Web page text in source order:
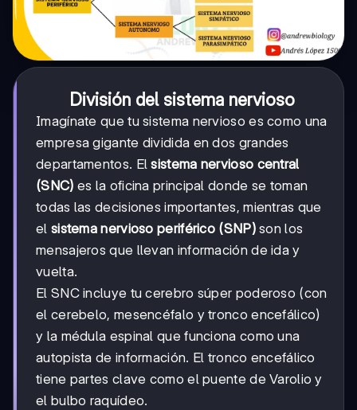
División del sistema nervioso
Imagínate que tu sistema nervioso es como una
empresa gigante dividida en dos grandes
departamentos. Elsistema nervioso central
(SNC) es la oficina principal donde se toman
todas las decisiones importantes, mientras que
el sistema nervioso periférico (SNP)son los
mensajeros que llevan información de ida y
vuelta.
El SNC incluye tu cerebro súper poderoso (con
el cerebelo, mesencéfalo y tronco encefálico)
y la médula espinal que funciona como una
autopista de información. El tronco encefálico
tiene partes clave como el puente de Varolio y
el bulbo raquídeo.